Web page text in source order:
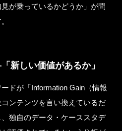
が乗っているかどうか」が問
しい価値があるか」
ドが「Information Gain（情報
ンテンツを言い換えているだ
独自のデータ・ケーススタデ